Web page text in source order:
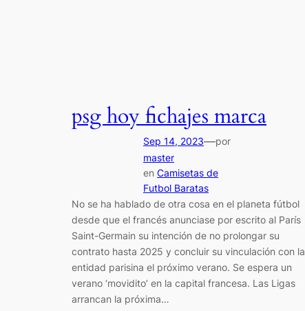
psg hoy fichajes marca
Sep 14, 2023—por
master
en Camisetas de
Futbol Baratas
No se ha hablado de otra cosa en el planeta fútbol
desde que el francés anunciase por escrito al París
Saint-Germain su intención de no prolongar su
contrato hasta 2025 y concluir su vinculación con la
entidad parisina el próximo verano. Se espera un
verano ‘movidito’ en la capital francesa. Las Ligas
arrancan la próxima…